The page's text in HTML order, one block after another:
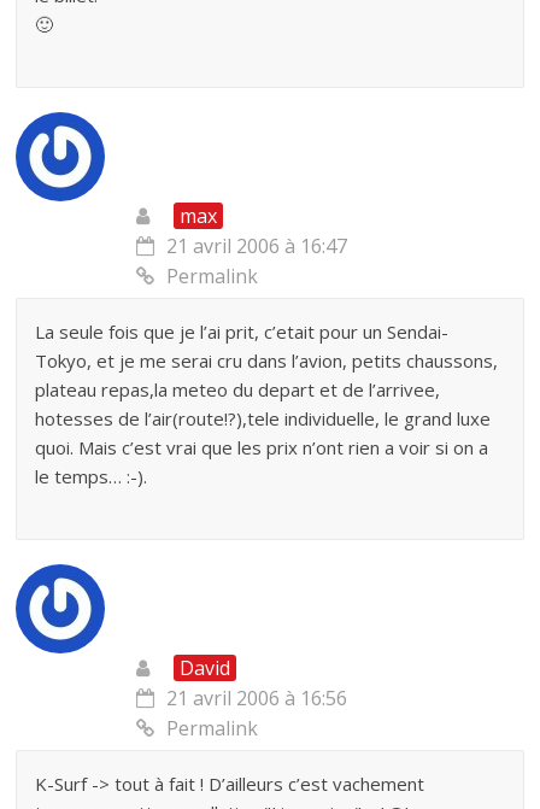
🙂
max
21 avril 2006 à 16:47
Permalink
La seule fois que je l’ai prit, c’etait pour un Sendai-
Tokyo, et je me serai cru dans l’avion, petits chaussons,
plateau repas,la meteo du depart et de l’arrivee,
hotesses de l’air(route!?),tele individuelle, le grand luxe
quoi. Mais c’est vrai que les prix n’ont rien a voir si on a
le temps… :-).
David
21 avril 2006 à 16:56
Permalink
K-Surf -> tout à fait ! D’ailleurs c’est vachement